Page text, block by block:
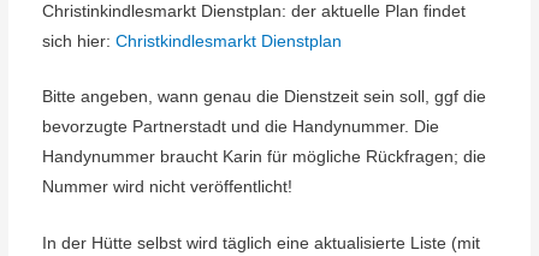
Christinkindlesmarkt Dienstplan: der aktuelle Plan findet
sich hier: Christkindlesmarkt Dienstplan
Bitte angeben, wann genau die Dienstzeit sein soll, ggf die
bevorzugte Partnerstadt und die Handynummer. Die
Handynummer braucht Karin für mögliche Rückfragen; die
Nummer wird nicht veröffentlicht!
In der Hütte selbst wird täglich eine aktualisierte Liste (mit